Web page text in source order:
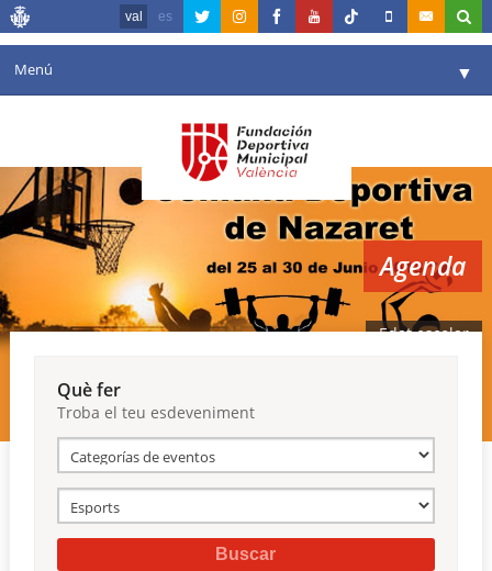
val es
Menú ▼
Agenda
Instal·lacions
Comunicació ▼
València en esport ▼
Reserves
Agenda
Edat escolar
Què fer
Troba el teu esdeveniment